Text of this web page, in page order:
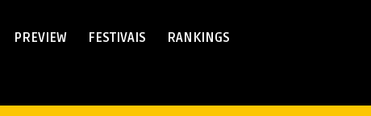
PREVIEW FESTIVAIS RANKINGS